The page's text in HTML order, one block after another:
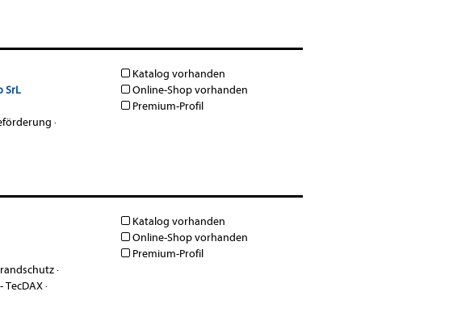
SrL
·
Katalog vorhanden
Online-Shop vorhanden
Premium-Profil
·
TecDAX·
Katalog vorhanden
Online-Shop vorhanden
Premium-Profil